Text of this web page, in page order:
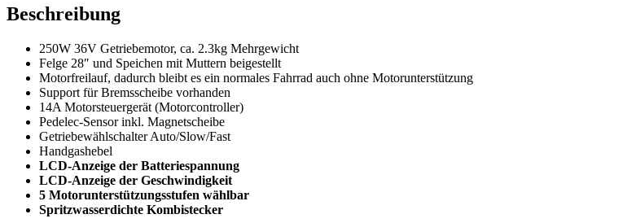
Menge
Beschreibung
250W 36V Getriebemotor, ca. 2.3kg Mehrgewicht
Felge 28″ und Speichen mit Muttern beigestellt
Motorfreilauf, dadurch bleibt es ein normales Fahrrad auch ohne Motorunterstützung
Support für Bremsscheibe vorhanden
14A Motorsteuergerät (Motorcontroller)
Pedelec-Sensor inkl. Magnetscheibe
Getriebewählschalter Auto/Slow/Fast
Handgashebel
LCD-Anzeige der Batteriespannung
LCD-Anzeige der Geschwindigkeit
5 Motorunterstützungsstufen wählbar
Spritzwasserdichte Kombistecker